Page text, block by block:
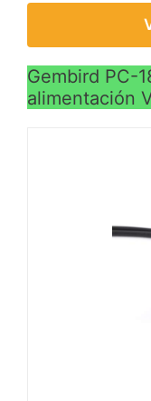
Gembird PC-
alimentación